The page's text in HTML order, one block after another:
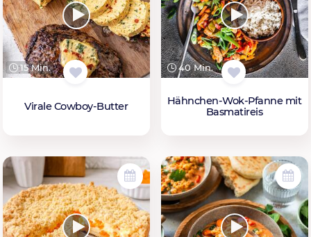
15 Min.
Virale Cowboy-Butter
40 Min.
Hähnchen-Wok-Pfanne mit
Basmatireis